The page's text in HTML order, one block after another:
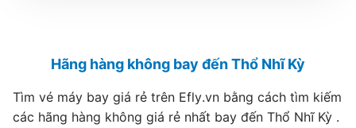
Hãng hàng không bay đến Thổ Nhĩ Kỳ
Tìm vé máy bay giá rẻ trên Efly.vn bằng cách tìm kiếm
các hãng hàng không giá rẻ nhất bay đến Thổ Nhĩ Kỳ .